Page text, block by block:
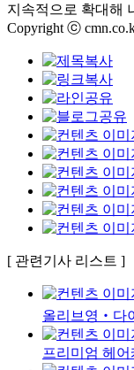
지속적으로 확대해
Copyright ⓒ
[ 관련기사 리스트 ]
올리브영‧다
프리미엄 헤어